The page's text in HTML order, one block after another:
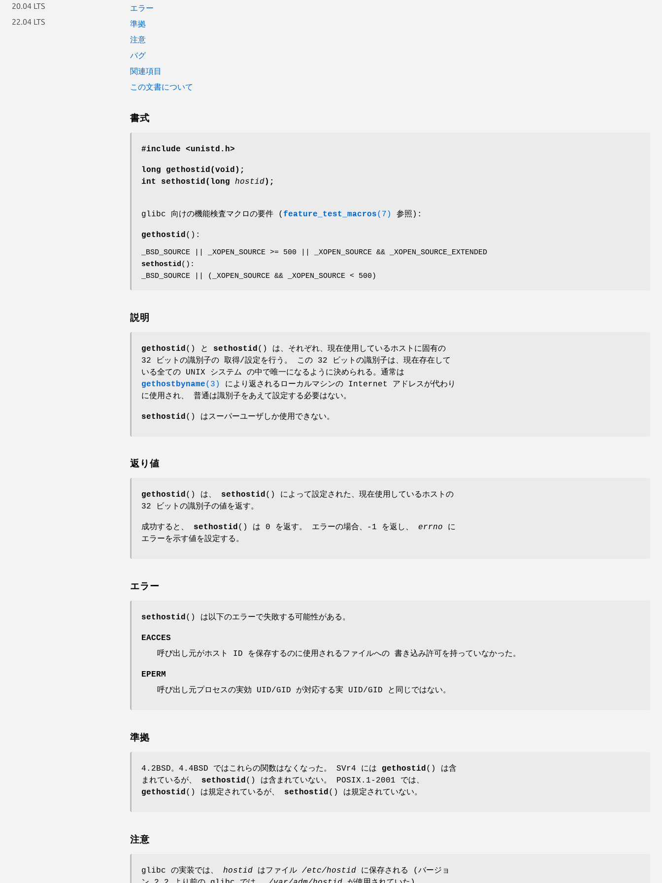
20.04 LTS
22.04 LTS
エラー
準拠
注意
バグ
関連項目
この文書について
書式
#include <unistd.h>
long gethostid(void);
int sethostid(long hostid);
glibc 向けの機能検査マクロの要件 ( feature_test_macros(7) 参照):
gethostid():
_BSD_SOURCE || _XOPEN_SOURCE >= 500 || _XOPEN_SOURCE && _XOPEN_SOURCE_EXTENDED
sethostid():
_BSD_SOURCE || (_XOPEN_SOURCE && _XOPEN_SOURCE < 500)
説明
gethostid () と sethostid () は、それぞれ、現在使用しているホストに固有の
32 ビットの識別子の 取得/設定を行う。 この 32 ビットの識別子は、現在存在して
いる全ての UNIX システム の中で唯一になるように決められる。通常は
gethostbyname(3)
により返されるローカルマシンの Internet アドレスが代わり
に使用され、 普通は識別子をあえて設定する必要はない。
sethostid () はスーパーユーザしか使用できない。
返り値
gethostid() は、 sethostid() によって設定された、現在使用しているホストの
32 ビットの識別子の値を返す。
成功すると、 sethostid() は 0 を返す。 エラーの場合、-1 を返し、 errno に
エラーを示す値を設定する。
エラー
sethostid() は以下のエラーで失敗する可能性がある。
EACCES
呼び出し元がホスト ID を保存するのに使用されるファイルへの 書き込み許可を持っていなかった。
EPERM
呼び出し元プロセスの実効 UID/GID が対応する実 UID/GID と同じではない。
準拠
4.2BSD。4.4BSD ではこれらの関数はなくなった。 SVr4 には gethostid() は含
まれているが、 sethostid() は含まれていない。 POSIX.1-2001 では、
gethostid() は規定されているが、 sethostid() は規定されていない。
注意
glibc の実装では、 hostid はファイル /etc/hostid に保存される (バージョ